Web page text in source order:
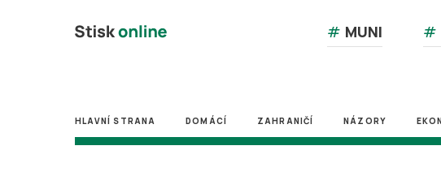
# MUNI #
HLAVNÍ STRANA DOMÁCÍ ZAHRANIČÍ NÁZORY